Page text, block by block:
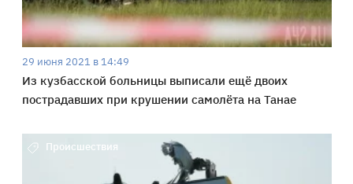
29 июня 2021 в 14:49
Из кузбасской больницы выписали ещё двоих
пострадавших при крушении самолёта на Танае
Происшествия